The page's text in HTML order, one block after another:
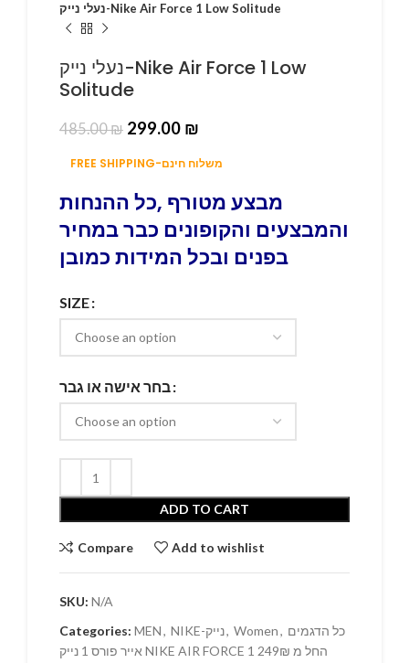
נעלי נייק-Nike Air Force 1 Low Solitude
נעלי נייק-Nike Air Force 1 Low
Solitude
485.00₪ 299.00 ₪
FREE SHIPPING-משלוח חינם
מבצע מטורף ,כל ההנחות
והמבצעים והקופונים כבר במחיר
בפנים ובכל המידות כמובן
SIZE
בחר אישה או גבר
ADD TO CART
Compare Add to wishlist
SKU: N/A
Categories: MEN, NIKE-נייק, Women, כל הדגמים
אייר פורס 1 נייק NIKE AIR FORCE 1 החל מ 249₪